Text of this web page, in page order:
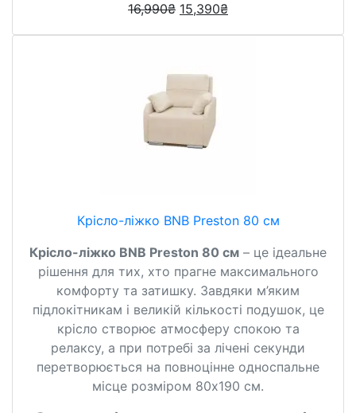
16,990₴ 15,390₴
Крісло-ліжко BNB Preston 80 см
Крісло-ліжко BNB Preston 80 см – це ідеальне
рішення для тих, хто прагне максимального
комфорту та затишку. Завдяки м’яким
підлокітникам і великій кількості подушок, це
крісло створює атмосферу спокою та
релаксу, а при потребі за лічені секунди
перетворюється на повноцінне односпальне
місце розміром 80х190 см.